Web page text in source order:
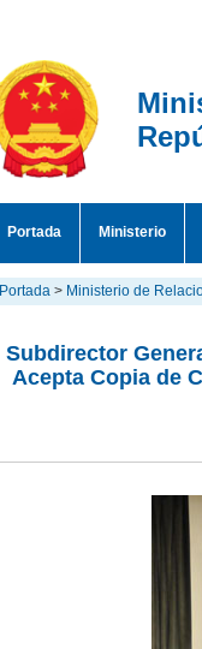
Portada Ministerio
Portada > Ministerio de
Subdirector
Acepta Copia de